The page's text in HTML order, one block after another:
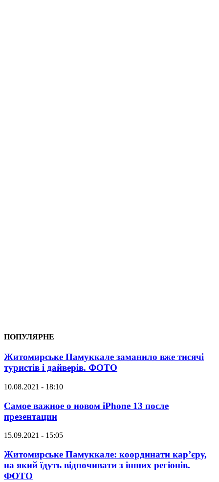
ПОПУЛЯРНЕ
Житомирське Памуккале заманило вже тисячі
туристів і дайверів. ФОТО
10.08.2021 - 18:10
Самое важное о новом iPhone 13 после
презентации
15.09.2021 - 15:05
Житомирське Памуккале: координати кар’єру,
на який їдуть відпочивати з інших регіонів.
ФОТО